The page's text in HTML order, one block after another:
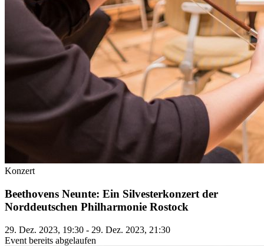
Konzert
Beethovens Neunte: Ein Silvesterkonzert der
Norddeutschen Philharmonie Rostock
29. Dez. 2023, 19:30 - 29. Dez. 2023, 21:30
Event bereits abgelaufen